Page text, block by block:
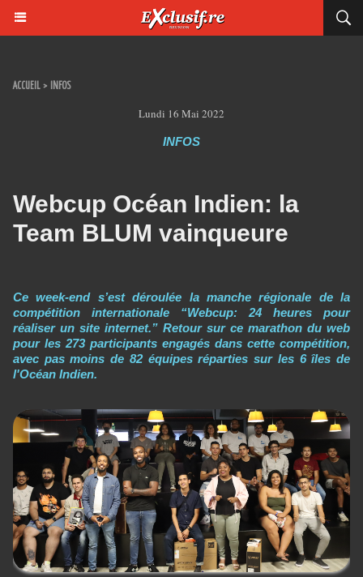
ACCUEIL > INFOS
Lundi 16 Mai 2022
INFOS
Webcup Océan Indien: la
Team BLUM vainqueure
Ce week-end s’est déroulée la manche régionale de la
compétition internationale “Webcup: 24 heures pour
réaliser un site internet.” Retour sur ce marathon du web
pour les 273 participants engagés dans cette compétition,
avec pas moins de 82 équipes réparties sur les 6 îles de
l'Océan Indien.